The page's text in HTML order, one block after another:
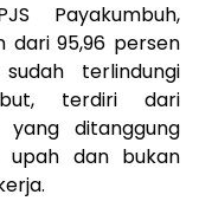
Payakumbuh,
dari 95,96 persen
terlindungi
terdiri dari
ditanggung
upah dan bukan